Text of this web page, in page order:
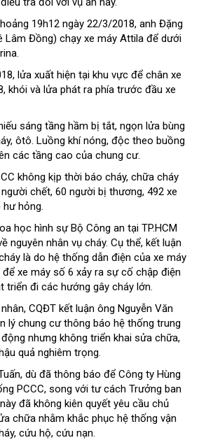
19h12 ngày 22/3/2018, anh Đặng
Lâm Đồng) chạy xe máy Attila để dưới
lửa xuất hiện tại khu vực để chân xe
khói và lửa phát ra phía trước đầu xe
sáng tầng hầm bị tắt, ngọn lửa bùng
ôtô. Luồng khí nóng, độc theo buồng
các tầng cao của chung cư.
không kịp thời báo cháy, chữa cháy
chết, 60 người bị thương, 492 xe
hỏng.
học hình sự Bộ Công an tại TP.HCM
nguyên nhân vụ cháy. Cụ thể, kết luận
là do hệ thống dẫn điện của xe máy
xe máy số 6 xảy ra sự cố chập điện
triển đi các hướng gây cháy lớn.
CQĐT kết luận ông Nguyễn Văn
lý chung cư thông báo hệ thống trung
nhưng không triển khai sửa chữa,
quả nghiêm trọng.
dù đã thông báo để Công ty Hùng
PCCC, song với tư cách Trưởng ban
đã không kiên quyết yêu cầu chủ
chữa nhằm khắc phục hệ thống vận
cứu hộ, cứu nạn.